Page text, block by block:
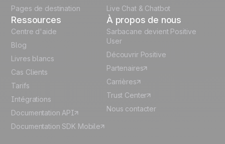
Pages de destination
Live Chat & Chatbot
Ressources
Centre d'aide
Blog
Livres blancs
Cas Clients
Tarifs
Intégrations
Documentation API
Documentation SDK Mobile
À propos de nous
Sarbacane devient Positive
User
Découvrir Positive
Partenaires
Carrières
Trust Center
Nous contacter